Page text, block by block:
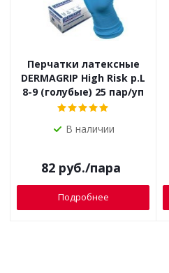
Перчатки латексные
DERMAGRIP High Risk р.L
8-9 (голубые) 25 пар/уп
В наличии
82руб./пара
Подробнее